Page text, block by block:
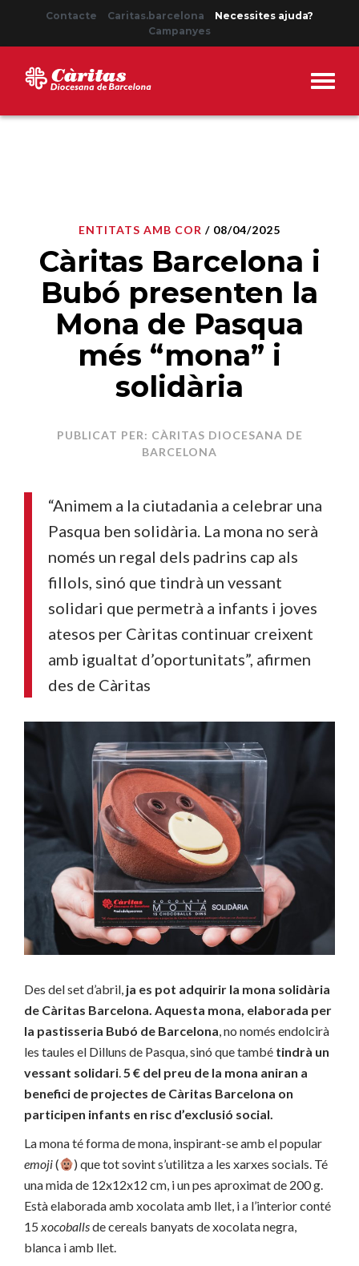
Contacte Caritas.barcelona
Necessites ajuda?
Campanyes
ENTITATS AMB COR / 08/04/2025
Càritas Barcelona i
Bubó presenten la
Mona de Pasqua
més “mona” i
solidària
PUBLICAT PER: CÀRITAS DIOCESANA DE
BARCELONA
“Animem a la ciutadania a celebrar una
Pasqua ben solidària. La mona no serà
només un regal dels padrins cap als
fillols, sinó que tindrà un vessant
solidari que permetrà a infants i joves
atesos per Càritas continuar creixent
amb igualtat d’oportunitats”, afirmen
des de Càritas
Des del set d’abril, ja es pot adquirir la mona solidària
de Càritas Barcelona. Aquesta mona, elaborada per
la pastisseria Bubó de Barcelona, no només endolcirà
les taules el Dilluns de Pasqua, sinó que també tindrà un
vessant solidari.5 € del preu de la mona aniran a
benefici de projectes de Càritas Barcelona on
participen infants en risc d’exclusió social.
La mona té forma de mona, inspirant-se amb el popular
emoji(
) que tot sovint s’utilitza a les xarxes socials. Té
una mida de 12x12x12 cm, i un pes aproximat de 200 g.
Està elaborada amb xocolata amb llet, i a l’interior conté
15 xocoballsde cereals banyats de xocolata negra,
blanca i amb llet.